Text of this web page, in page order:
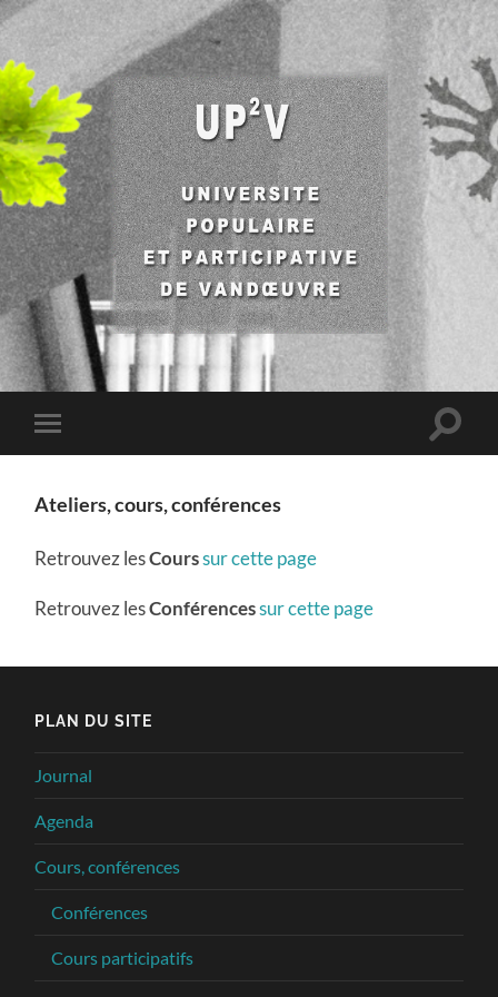
UP2V
Toggle
mobile
Toggle
Ateliers, cours, conférences
Retrouvez lesCourssur cette page
Retrouvez lesConférencessur cette page
PLAN DU SITE
Journal
Agenda
Cours, conférences
Conférences
Cours participatifs